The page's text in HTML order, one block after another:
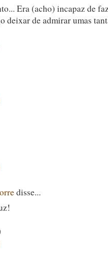
Era (acho) incapaz de
deixar de admirar umas
disse...